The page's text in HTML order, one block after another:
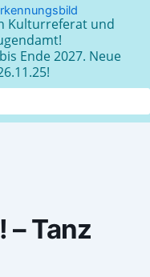
Kulturreferat und
Ende 2027. Neue
– Tanz